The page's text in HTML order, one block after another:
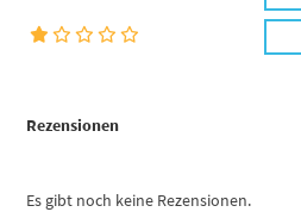
Rezensionen
Es gibt noch keine Rezensionen.